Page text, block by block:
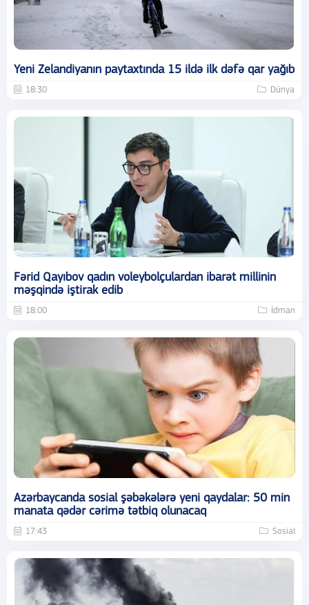
Yeni Zelandiyanın paytaxtında 15 ildə ilk dəfə qar yağıb
18:30 Dünya
Fərid Qayıbov qadın voleybolçulardan ibarət millinin
məşqində iştirak edib
18:00 İdman
Azərbaycanda sosial şəbəkələrə yeni qaydalar: 50 min
manata qədər cərimə tətbiq olunacaq
17:43 Sosial